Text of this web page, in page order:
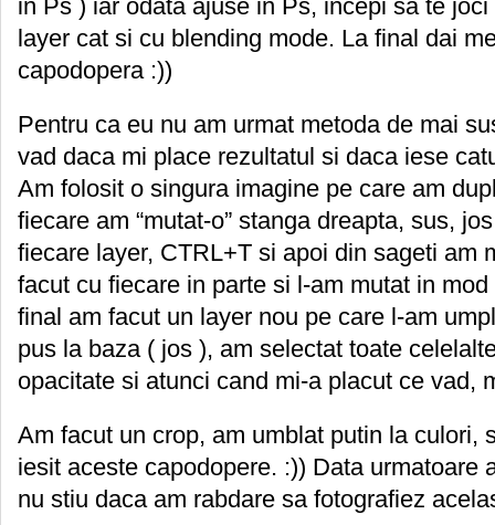
in Ps ) iar odata ajuse in Ps, incepi sa te
layer cat si cu blending mode. La final dai
capodopera :))
Pentru ca eu nu am urmat metoda de mai
vad daca mi place rezultatul si daca iese
Am folosit o singura imagine pe care am
fiecare am “mutat-o” stanga dreapta, sus,
fiecare layer, CTRL+T si apoi din sageti am
facut cu fiecare in parte si l-am mutat in
final am facut un layer nou pe care l-am
pus la baza ( jos ), am selectat toate
opacitate si atunci cand mi-a placut ce vad,
Am facut un crop, am umblat putin la culori,
iesit aceste capodopere. :)) Data urmatoare
nu stiu daca am rabdare sa fotografiez